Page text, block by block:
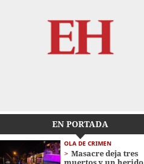
EN PORTADA
OLA DE CRIMEN
Masacre deja tres